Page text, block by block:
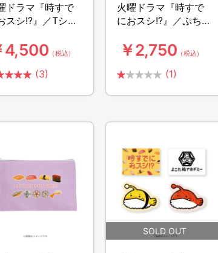
ドラマ『時すで
スシ!?』／Tシャ
中登場レプリ
4,500 （税込）
(3)
火曜ドラマ『時すで
におスシ!?』／ぷちま
ウキーホルダー付き
ランチトートバッグ
￥2,750 （税込）
(1)